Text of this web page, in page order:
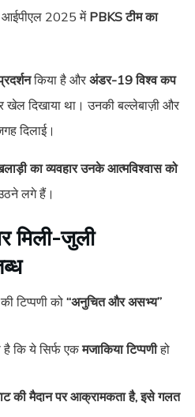
आईपीएल 2025 में PBKS टीम का
किया है और अंडर-19 विश्व कप
खेल दिखाया था। उनकी बल्लेबाज़ी और
दिलाई।
का व्यवहार उनके आत्मविश्वास को
लगे हैं।
मिली-जुली
टिप्पणी को“अनुचित और असभ्य”
है कि ये सिर्फ एकमजाकिया टिप्पणीहो
की मैदान पर आक्रामकता है, इसे गलत